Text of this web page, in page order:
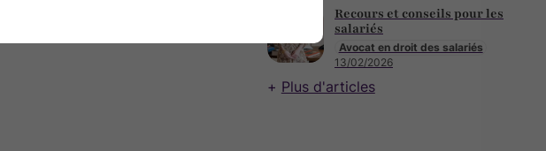
Avocat en droit des salariés
13/02/2026
Recours et conseils pour les
salariés
Plus d'articles